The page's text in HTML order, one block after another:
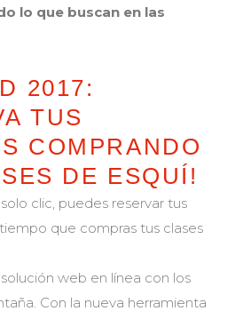
esf
lo que buscan en las
2017:
TUS
COMPRANDO
DE ESQUÍ!
clic, puedes reservar tus
que compras tus clases
solución web en línea con los
Con la nueva herramienta